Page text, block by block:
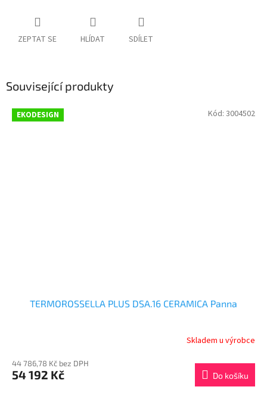
ZEPTAT SE HLÍDAT SDÍLET
Související produkty
EKODESIGN
TERMOROSSELLA PLUS DSA.16 CERAMICA Panna
Skladem u výrobce
44 786,78 Kč bez DPH
54 192 Kč Do košíku
Kód: 3004502